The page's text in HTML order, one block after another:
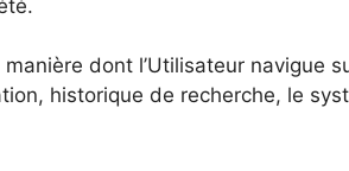
dont l’Utilisateur navigue
historique de recherche, le